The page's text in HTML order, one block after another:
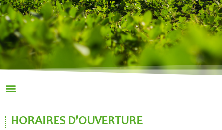
HORAIRES D'OUVERTURE